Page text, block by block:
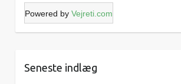
Powered by Vejreti.com
Seneste indlæg